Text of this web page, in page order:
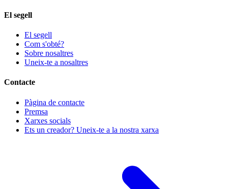
El segell
El segell
Com s'obté?
Sobre nosaltres
Uneix-te a nosaltres
Contacte
Pàgina de contacte
Premsa
Xarxes socials
Ets un creador? Uneix-te a la nostra xarxa